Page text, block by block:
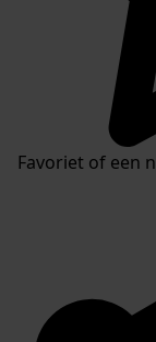
Favoriet of een